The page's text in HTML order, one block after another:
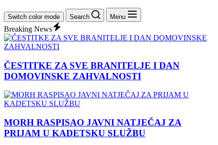
Switch color mode Search Menu
Breaking News
ČESTITKE ZA SVE BRANITELJE I DAN
DOMOVINSKE ZAHVALNOSTI
MORH RASPISAO JAVNI NATJEČAJ ZA
PRIJAM U KADETSKU SLUŽBU